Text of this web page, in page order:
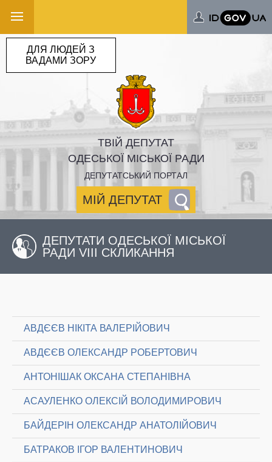
ТВІЙ ДЕПУТАТ
ОДЕСЬКОЇ МІСЬКОЇ РАДИ
ДЕПУТАТСЬКИЙ ПОРТАЛ
МІЙ ДЕПУТАТ
ДЛЯ ЛЮДЕЙ З
ВАДАМИ ЗОРУ
ДЕПУТАТИ ОДЕСЬКОЇ МІСЬКОЇ
РАДИ VIII СКЛИКАННЯ
АВДЄЄВ НІКІТА ВАЛЕРІЙОВИЧ
АВДЄЄВ ОЛЕКСАНДР РОБЕРТОВИЧ
АНТОНІШАК ОКСАНА СТЕПАНІВНА
АСАУЛЕНКО ОЛЕКСІЙ ВОЛОДИМИРОВИЧ
БАЙДЕРІН ОЛЕКСАНДР АНАТОЛІЙОВИЧ
БАТРАКОВ ІГОР ВАЛЕНТИНОВИЧ